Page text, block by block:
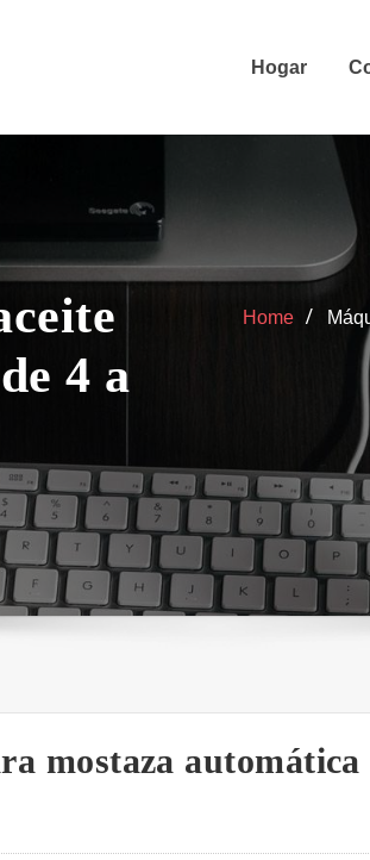
Hogar
4 a
Home
mostaza automática